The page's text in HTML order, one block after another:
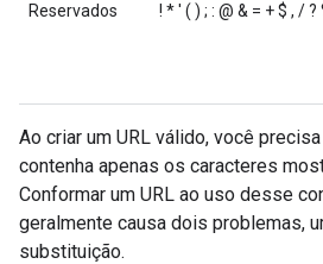
Reservados ! * ' ( ) ; : @ & = + $ , / ?
Ao criar um URL válido, você
contenha apenas os caracteres
Conformar um URL ao uso desse
geralmente causa dois problemas,
substituição.